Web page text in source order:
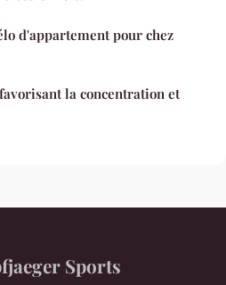
d'appartement pour chez
la concentration et
Sports